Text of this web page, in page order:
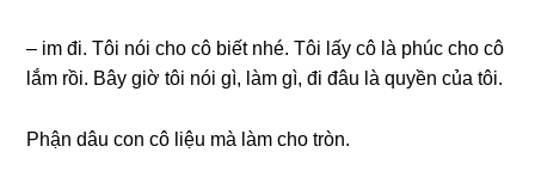
– im đi. Tôi nói cho cô biết nhé. Tôi lấy cô là phúc cho cô
lắm rồi. Bây ɡiờ tôi nói ɡì, làm ɡì, đi đâu là quyền của tôi.
Phận dâu con cô liệu mà làm cho tròn.